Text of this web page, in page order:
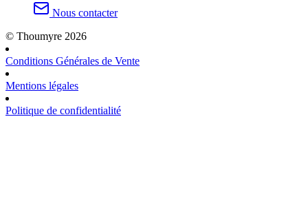
Nous contacter
© Thoumyre 2026
Conditions Générales de Vente
Mentions légales
Politique de confidentialité